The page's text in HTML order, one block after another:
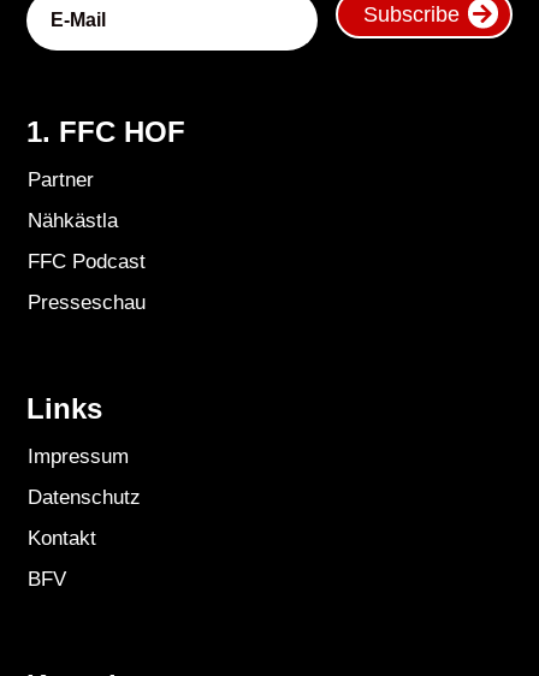
Subscribe
1. FFC HOF
Partner
Nähkästla
FFC Podcast
Presseschau
Links
Impressum
Datenschutz
Kontakt
BFV